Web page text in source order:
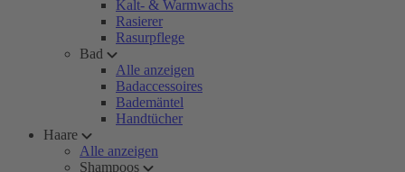
Kalt- & Warmwachs
Rasierer
Rasurpflege
Bad
Alle anzeigen
Badaccessoires
Bademäntel
Handtücher
Haare
Alle anzeigen
Shampoos